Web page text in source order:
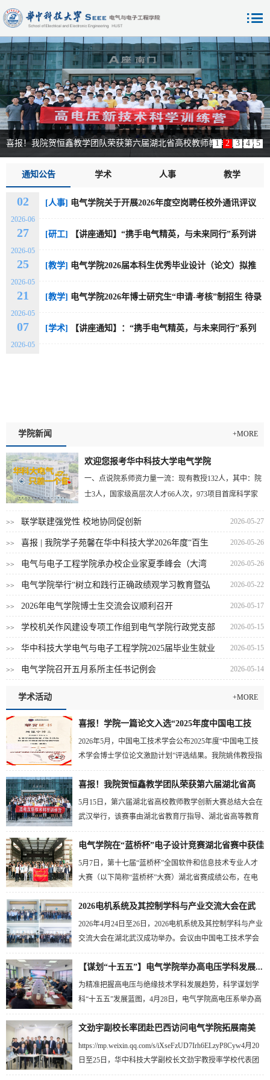
1 2 3 4 5
喜报！我院贺恒鑫教学团队荣获第六届湖北省高校教师教学创新大赛
特等奖！
通知公告 学术 人事 教学
科研 行政
02
2026-06
[人事] 电气学院关于开展2026年度空岗聘任校外通讯评议
27
2026-05
[研工] 【讲座通知】“携手电气精英，与未来同行”系列讲
25
2026-05
[教学] 电气学院2026届本科生优秀毕业设计（论文）拟推
21
2026-05
[教学] 电气学院2026年博士研究生“申请-考核”制招生 待录
07
2026-05
[学术] 【讲座通知】：“携手电气精英，与未来同行”系列
学院新闻 +MORE
欢迎您报考华中科技大学电气学院
一、点说院系师资力量一流：现有教授132人，其中：院
士3人，国家级高层次人才66人次，973项目首席科学家
>>
联学联建强党性 校地协同促创新 2026-05-27
>> 喜报 | 我院学子苑馨在华中科技大学2026年度“百生
讲坛”优秀主讲人评选暨…
2026-05-26
>> 电气与电子工程学院承办校企业家夏季峰会（大湾
区）暨首届青年企业家交流会…
2026-05-26
>> 电气学院举行“树立和践行正确政绩观学习教育暨弘
扬科学家精神”宣讲会
2026-05-22
>> 2026年电气学院博士生交流会议顺利召开 2026-05-17
>> 学校机关作风建设专项工作组到电气学院行政党支部
参加组织生活暨工作调研座…
2026-05-15
>> 华中科技大学电气与电子工程学院2025届毕业生就业
质量报告
2026-05-15
>> 电气学院召开五月系所主任书记例会 2026-05-14
学术活动 +MORE
喜报！学院一篇论文入选“2025年度中国电工技
术...
2026年5月，中国电工技术学会公布2025年度“中国电工技
术学会博士学位论文激励计划”评选结果。我院姚伟教授指
导2025届博士研究生周泓宇的博士学位论文《多类型故障
场景下海上风电经柔直并网系统的穿越控制》成功入选，
是本年度入选该计划的五篇论文之一。周泓宇在攻读博士
学位期间，获批首届国家自然科学基金博士生项目，荣获
等荣誉称号，连续四年获得研究生国家奖学金。此...
喜报！我院贺恒鑫教学团队荣获第六届湖北省高
校...
5月15日，第六届湖北省高校教师教学创新大赛总结大会在
武汉举行，该赛事由湖北省教育厅指导、湖北省高等教育
学会主办。电气学院贺恒鑫教学团队开设的《高电压新技
术科研综合训练》课程荣获实验教学赛道特等奖！本届大
赛以“推动教学创新，培养一流人才”为主题，紧扣教育强
国建设目标，聚焦新工科、新医科、新农科、新文科“四
学等重点工作，是省内规格最高、覆盖面最广、...
电气学院在“蓝桥杯”电子设计竞赛湖北省赛中获佳
绩
5月7日，第十七届“蓝桥杯”全国软件和信息技术专业人才
大赛（以下简称“蓝桥杯”大赛）湖北省赛成绩公布，在电
气学院和计算机学院指导及支持下，共有来自电气学院、
电信学院、光电学院及集成电路学院等138名学子参加“蓝
桥杯”电子赛省赛，获一等奖56项，二等奖39项，三等奖42
项。参赛师生合影“蓝桥杯”大赛是全国性大学生学科类竞
委会（简称组委会）。一般每年10-12月份...
2026电机系统及其控制学科与产业交流大会在武
汉...
2026年4月24日至26日，2026电机系统及其控制学科与产业
交流大会在湖北武汉成功举办。会议由中国电工技术学会
联合华中科技大学、清华大学、浙江大学主办，华中科技
大学电气与电子工程学院、电能高密度转换全国重点实验
室、强电磁技术全国重点实验室、国家脉冲强磁场科学中
心、华中科大苏州科创院承办。本次会议以推动高端化、
与价值链为主旨，广泛凝聚创新资源，激发创新活力...
【谋划“十五五”】电气学院举办高电压学科发展...
为精准把握高电压与绝缘技术学科发展趋势，科学谋划学
科“十五五”发展蓝图，4月28日，电气学院高电压系举办高
电压与绝缘技术学科发展战略咨询研讨会。来自中国电力
科学研究院、南京航空航天大学、湖南大学、华北电力大
学、郑州大学、武汉大学、国网电科院等科研院所及高校
的知名专家学者齐聚一堂，共商学科发展大计、共绘高质
文劲宇副校长率团赴巴西访问电气学院拓展南美
合...
https://mp.weixin.qq.com/s/iXseFzUD7Irh6ELzyP8Cyw4月20
日至25日，华中科技大学副校长文劲宇教授率学校代表团
赴巴西访问，国家卓越工程师学院执行院长林磊教授、国